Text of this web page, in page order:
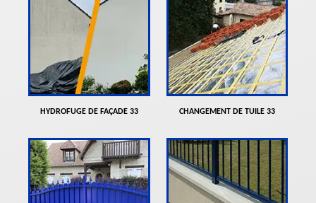
HYDROFUGE DE FAÇADE 33 CHANGEMENT DE TUILE 33